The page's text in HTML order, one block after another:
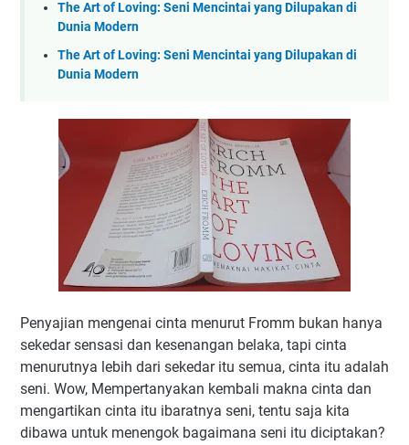
The Art of Loving: Seni Mencintai yang Dilupakan di
Dunia Modern
The Art of Loving: Seni Mencintai yang Dilupakan di
Dunia Modern
Penyajian mengenai cinta menurut Fromm bukan hanya
sekedar sensasi dan kesenangan belaka, tapi cinta
menurutnya lebih dari sekedar itu semua, cinta itu adalah
seni. Wow, Mempertanyakan kembali makna cinta dan
mengartikan cinta itu ibaratnya seni, tentu saja kita
dibawa untuk menengok bagaimana seni itu diciptakan?